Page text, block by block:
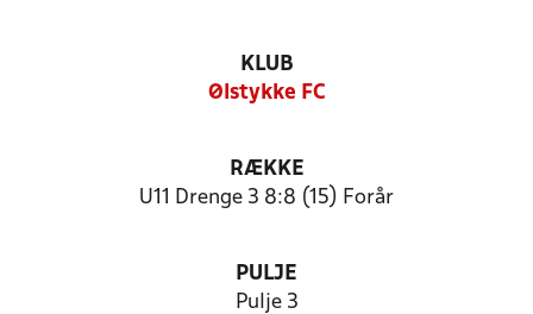
KLUB
Ølstykke FC
RÆKKE
U11 Drenge 3 8:8 (15) Forår
PULJE
Pulje 3